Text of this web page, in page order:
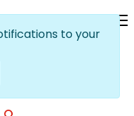
to your